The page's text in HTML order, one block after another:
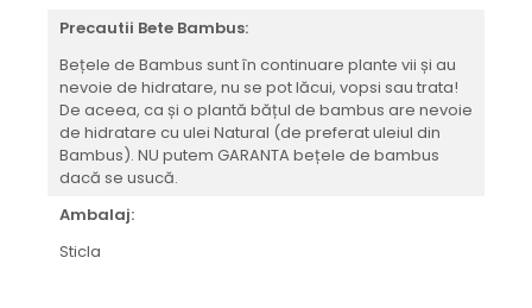
Precautii Bete Bambus:
Bețele de Bambus sunt în continuare plante vii și au
nevoie de hidratare, nu se pot lăcui, vopsi sau trata!
De aceea, ca și o plantă bățul de bambus are nevoie
de hidratare cu ulei Natural (de preferat uleiul din
Bambus). NU putem GARANTA bețele de bambus
dacă se usucă.
Ambalaj:
Sticla